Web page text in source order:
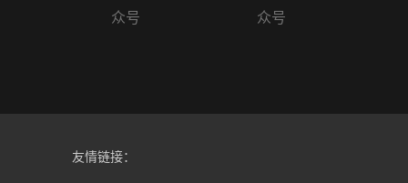
众号
众号
友情链接：